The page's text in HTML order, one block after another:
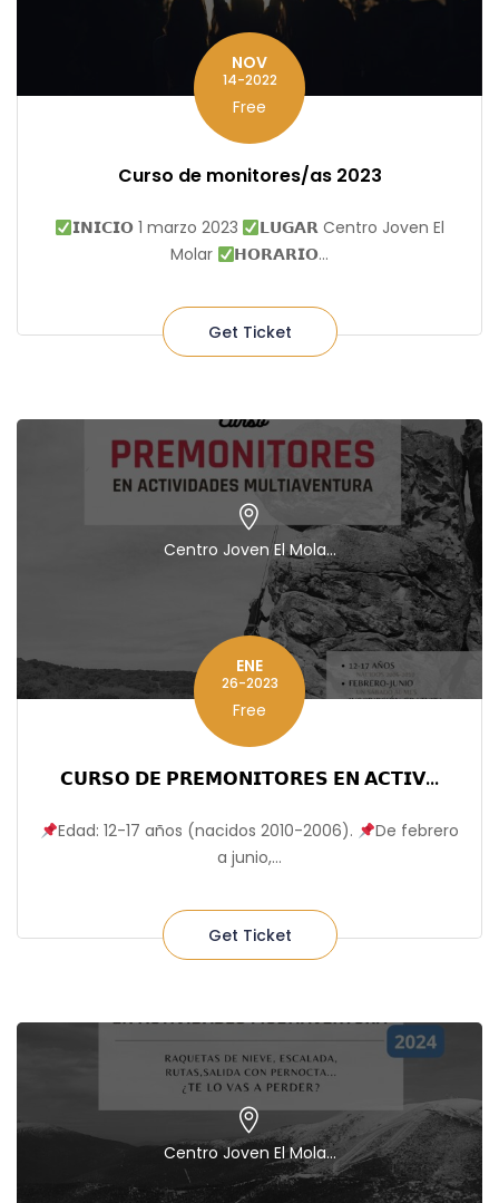
NOV
14-2022
Free
Curso de monitores/as 2023
𝗜𝗡𝗜𝗖𝗜𝗢 1 marzo 2023
𝗟𝗨𝗚𝗔𝗥 Centro Joven El
Molar⁣⁠
𝗛𝗢𝗥𝗔𝗥𝗜𝗢...
Get Ticket
Centro Joven El Mola...
ENE
26-2023
Free
𝗖𝗨𝗥𝗦𝗢 𝗗𝗘 𝗣𝗥𝗘𝗠𝗢𝗡𝗜𝗧𝗢𝗥𝗘𝗦 𝗘𝗡 𝗔𝗖𝗧𝗜𝗩...
Edad: 12-17 años (nacidos 2010-2006).⁣
De febrero
a junio,...
Get Ticket
Centro Joven El Mola...